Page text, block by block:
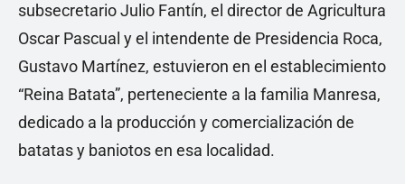
subsecretario Julio Fantín, el director de Agricultura
Oscar Pascual y el intendente de Presidencia Roca,
Gustavo Martínez, estuvieron en el establecimiento
“Reina Batata”, perteneciente a la familia Manresa,
dedicado a la producción y comercialización de
batatas y baniotos en esa localidad.